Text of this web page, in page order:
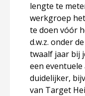
lengte te
werkgroep
te doen vóór
d.w.z. onder
twaalf jaar bij
een
duidelijker,
van Target